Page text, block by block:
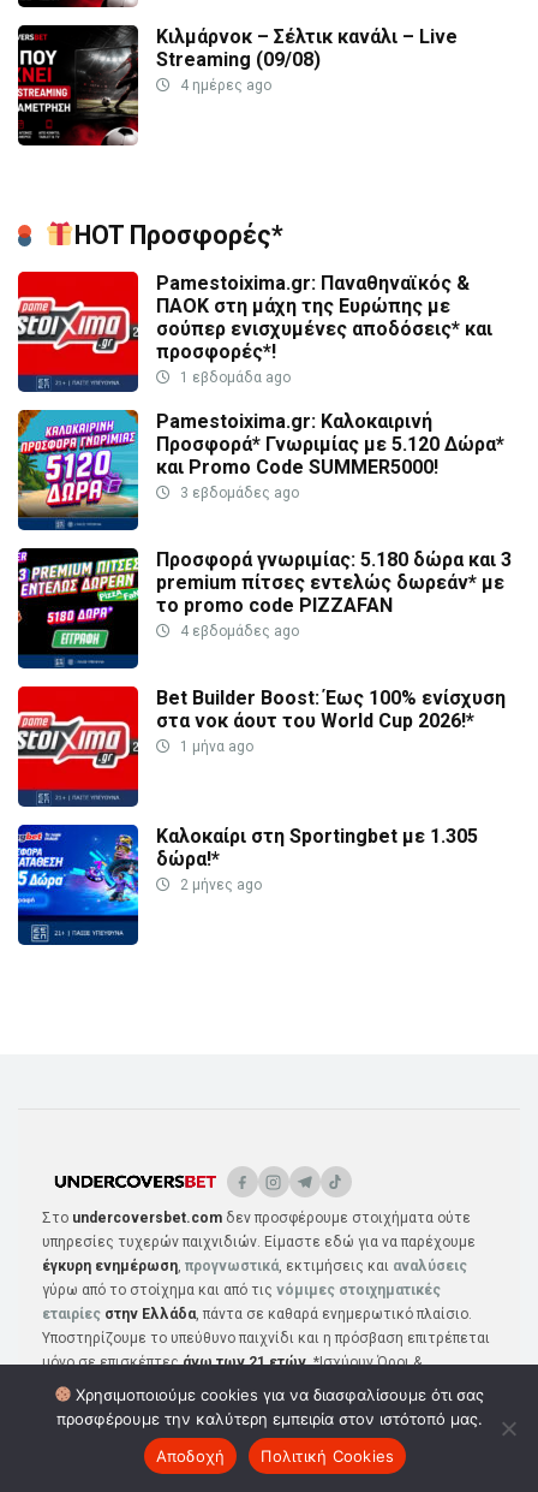
Κιλμάρνοκ – Σέλτικ κανάλι – Live
Streaming (09/08)
4 ημέρες ago
HOT Προσφορές*
Pamestoixima.gr: Παναθηναϊκός &
ΠΑΟΚ στη μάχη της Ευρώπης με
σούπερ ενισχυμένες αποδόσεις* και
προσφορές*!
1 εβδομάδα ago
Pamestoixima.gr: Καλοκαιρινή
Προσφορά* Γνωριμίας με 5.120 Δώρα*
και Promo Code SUMMER5000!
3 εβδομάδες ago
Προσφορά γνωριμίας: 5.180 δώρα και 3
premium πίτσες εντελώς δωρεάν* με
το promo code PIZZAFAN
4 εβδομάδες ago
Bet Builder Boost: Έως 100% ενίσχυση
στα νοκ άουτ του World Cup 2026!*
1 μήνα ago
Καλοκαίρι στη Sportingbet με 1.305
δώρα!*
2 μήνες ago
Στο undercoversbet.com δεν προσφέρουμε στοιχήματα ούτε
υπηρεσίες τυχερών παιχνιδιών. Είμαστε εδώ για να παρέχουμε
έγκυρη ενημέρωση, προγνωστικά, εκτιμήσεις και αναλύσεις
γύρω από το στοίχημα και από τις νόμιμες στοιχηματικές
εταιρίες στην Ελλάδα, πάντα σε καθαρά ενημερωτικό πλαίσιο.
Υποστηρίζουμε το υπεύθυνο παιχνίδι και η πρόσβαση επιτρέπεται
μόνο σε επισκέπτεςάνω των 21 ετών. *Ισχύουν Όροι &
Προϋποθέσεις
Χρησιμοποιούμε cookies για να διασφαλίσουμε ότι σας
προσφέρουμε την καλύτερη εμπειρία στον ιστότοπό μας.
Αποδοχή
Πολιτική Cookies